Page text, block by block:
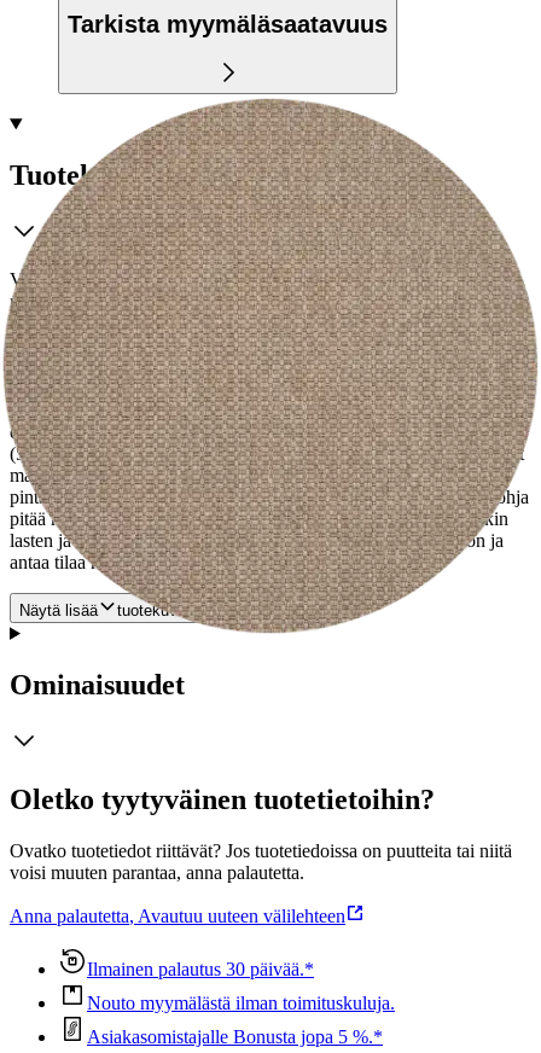
Tarkista myymäläsaatavuus
Tuotekuvaus
Vuono kumipohjainen matto on helppohoitoinen, sileäksi kudottu
pölymätön matto kaikkiin kodin tiloihin, kuten eteiseen, keittiöön,
olohuoneeseen ja kodinhoitohuoneeseen. Kumipohja pitää maton
paikallaan vauhdikkaassakin menossa! Vuono kumipohjainen matto
on hyvä yleismatto, joka sopii kaikkiin kodin tiloihin. Sileäpintainen
matto on helppo imuroida ja sileästä pinnasta pikkutahrat voi
kätevästi pyyhkiä puhtaaksi kostealla liinalla, joten matto toimii
erinomaisesti myös ruokapöydän alla.Valitse kuitenkin riittävästi
(50-60cm) liikkumatilaa tuoleille pöydän ympärille, jotta ne pysyvät
maton päällä. Neutraali värimaailma ja selkeän yksinkertainen
pintakuosi antavat matolle modernin ilmeen. Liukumaton kumipohja
pitää maton tukevasti paikoillaan, joten se on hyvä valinta etenkin
lasten ja lemmikkieläinten kanssa. Yksivärinen matto on ajaton ja
antaa tilaa muulle sisustukselle.
Näytä lisää tuotekuvausta
Ominaisuudet
Oletko tyytyväinen tuotetietoihin?
Ovatko tuotetiedot riittävät? Jos tuotetiedoissa on puutteita tai niitä
voisi muuten parantaa, anna palautetta.
Anna palautetta, Avautuu uuteen välilehteen
Ilmainen palautus 30 päivää.*
Nouto myymälästä ilman toimituskuluja.
Asiakasomistajalle Bonusta jopa 5 %.*